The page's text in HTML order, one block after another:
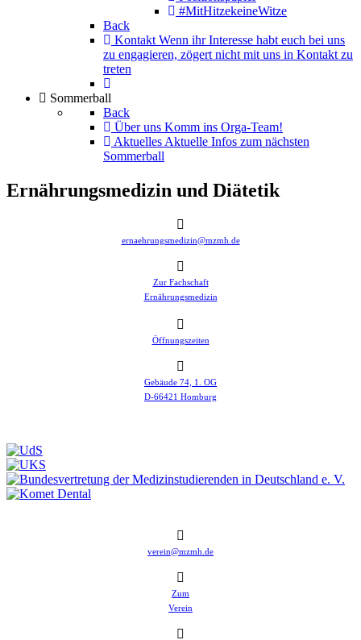
#MitHitzekeineWitze
Back
Kontakt Wenn ihr Interesse habt euch bei uns
zu engagieren, zögert nicht mit uns in Kontakt zu
treten
Sommerball
Back
Über uns Komm ins Orga-Team!
AktuellesAktuelle Infos zum nächsten
Sommerball
Ernährungsmedizin und Diätetik
ernaehrungsmedizin@mzmh.de
Zur Fachschaft
Ernährungsmedizin
Öffnungszeiten
Gebäude 74, 1. OG
D-66421 Homburg
verein@mzmh.de
Zum
Verein